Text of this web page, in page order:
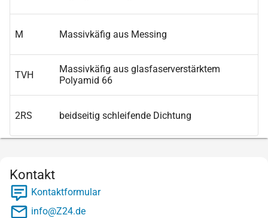
M Massivkäfig aus Messing
TVH
Massivkäfig aus glasfaserverstärktem
Polyamid 66
2RS beidseitig schleifende Dichtung
Kontakt
Kontaktformular
info@Z24.de